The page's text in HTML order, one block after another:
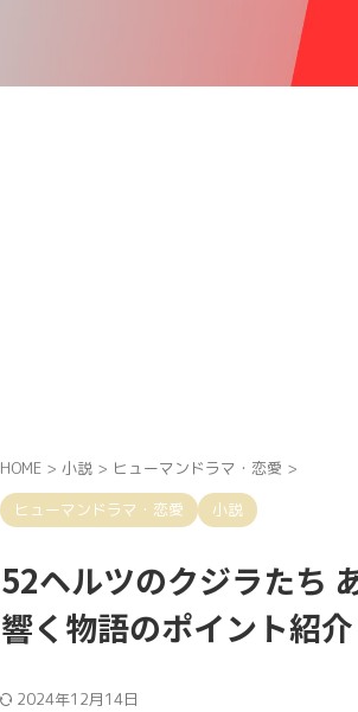
HOME > 小説 > ヒューマンドラマ・恋愛 >
ヒューマンドラマ・恋愛
小説
52ヘルツのクジラたち
響く物語のポイント紹介
2024年12月14日